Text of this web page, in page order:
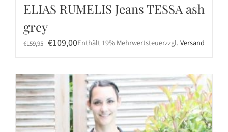
ELIAS RUMELIS Jeans TESSA ash
grey
€159,95 Ursprünglicher
€159,95
€109,00Aktueller
€109,00.
Enthält 19% Mehrwertsteuerzzgl.Versand